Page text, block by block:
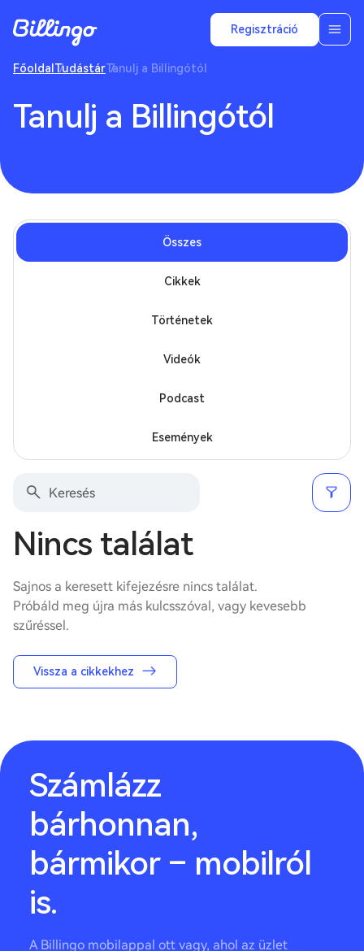
Regisztráció
Főoldal TudástárTanulj a Billingótól
Tanulj a Billingótól
Összes
Cikkek
Történetek
Videók
Podcast
Események
Nincs találat
Sajnos a keresett kifejezésre nincs találat.
Próbáld meg újra más kulcsszóval, vagy kevesebb
szűréssel.
Vissza a cikkekhez
Számlázz
bárhonnan,
bármikor – mobilról
is.
A Billingo mobilappal ott vagy, ahol az üzlet